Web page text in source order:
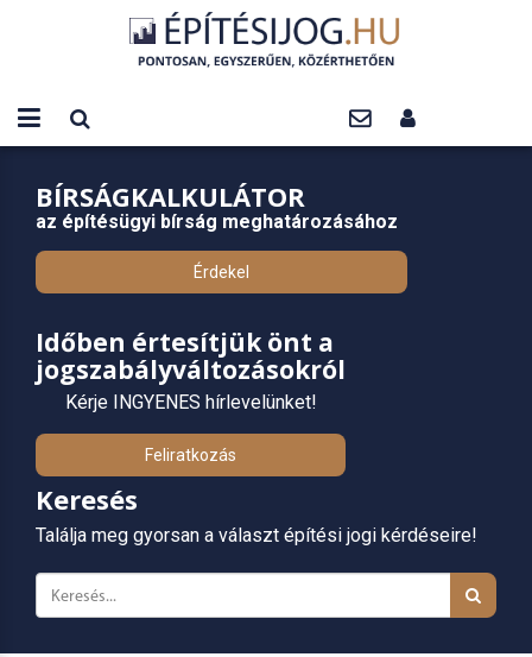
BÍRSÁGKALKULÁTOR
az építésügyi bírság meghatározásához
Érdekel
Időben értesítjük önt a
jogszabályváltozásokról
Kérje INGYENES hírlevelünket!
Feliratkozás
Keresés
Találja meg gyorsan a választ építési jogi kérdéseire!